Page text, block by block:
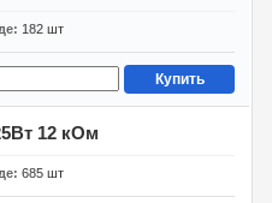
182 шт
Купить
12 кОм
685 шт